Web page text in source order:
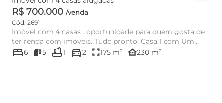
R$ 700.000 /venda
Cód: 2691
Imóvel com 4 casas . oportunidade para quem gosta de
ter renda com imóveis. Tudo pronto. Casa 1 com Um
salão de ...
bed6 5 bathtub1 directions_car2 fullscreen175 m² other_houses230 m²